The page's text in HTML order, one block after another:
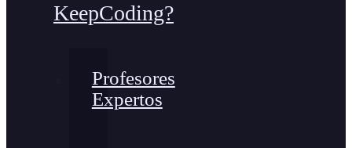
KeepCoding?
Profesores
Expertos